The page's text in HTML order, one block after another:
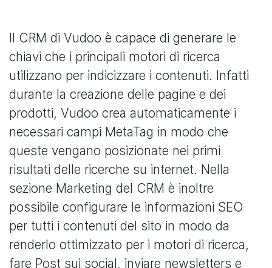
Il CRM di Vudoo è capace di generare le
chiavi che i principali motori di ricerca
utilizzano per indicizzare i contenuti. Infatti
durante la creazione delle pagine e dei
prodotti, Vudoo crea automaticamente i
necessari campi MetaTag in modo che
queste vengano posizionate nei primi
risultati delle ricerche su internet. Nella
sezione Marketing del CRM è inoltre
possibile configurare le informazioni SEO
per tutti i contenuti del sito in modo da
renderlo ottimizzato per i motori di ricerca,
fare Post sui social, inviare newsletters e